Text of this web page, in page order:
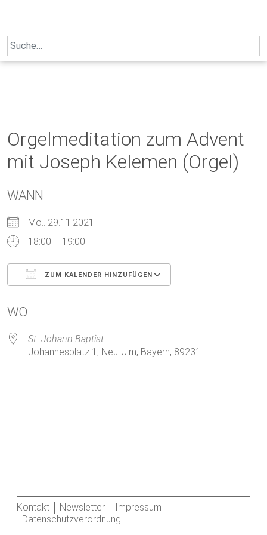
Search
for:
Orgelmeditation zum Advent
mit Joseph Kelemen (Orgel)
WANN
Mo.. 29.11.2021
18:00 – 19:00
ZUM KALENDER HINZUFÜGEN
WO
St. Johann Baptist
Johannesplatz 1, Neu-Ulm, Bayern, 89231
Kontakt Newsletter
Impressum
Datenschutzverordnung